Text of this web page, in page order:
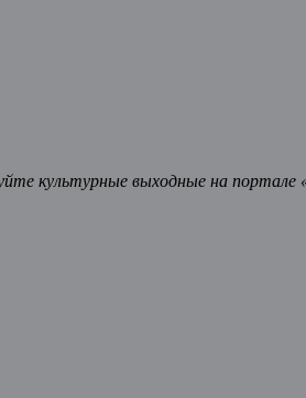
культурные выходные на